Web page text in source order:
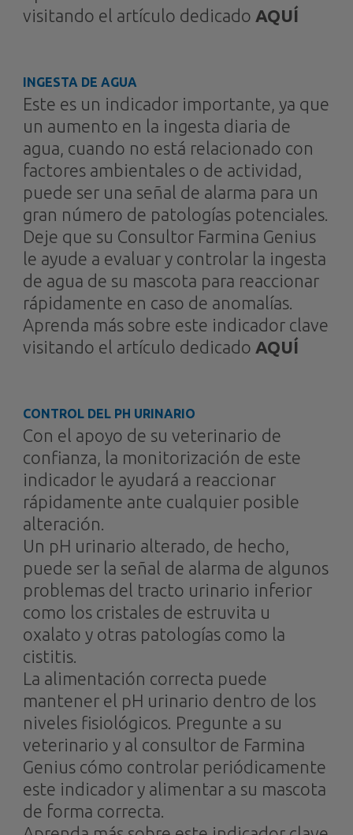
visitando el artículo dedicado AQUÍ
INGESTA DE AGUA
Este es un indicador importante, ya que
un aumento en la ingesta diaria de
agua, cuando no está relacionado con
factores ambientales o de actividad,
puede ser una señal de alarma para un
gran número de patologías potenciales.
Deje que su Consultor Farmina Genius
le ayude a evaluar y controlar la ingesta
de agua de su mascota para reaccionar
rápidamente en caso de anomalías.
Aprenda más sobre este indicador clave
visitando el artículo dedicado AQUÍ
CONTROL DEL PH URINARIO
Con el apoyo de su veterinario de
confianza, la monitorización de este
indicador le ayudará a reaccionar
rápidamente ante cualquier posible
alteración.
Un pH urinario alterado, de hecho,
puede ser la señal de alarma de algunos
problemas del tracto urinario inferior
como los cristales de estruvita u
oxalato y otras patologías como la
cistitis.
La alimentación correcta puede
mantener el pH urinario dentro de los
niveles fisiológicos. Pregunte a su
veterinario y al consultor de Farmina
Genius cómo controlar periódicamente
este indicador y alimentar a su mascota
de forma correcta.